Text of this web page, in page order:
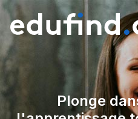
Plonge